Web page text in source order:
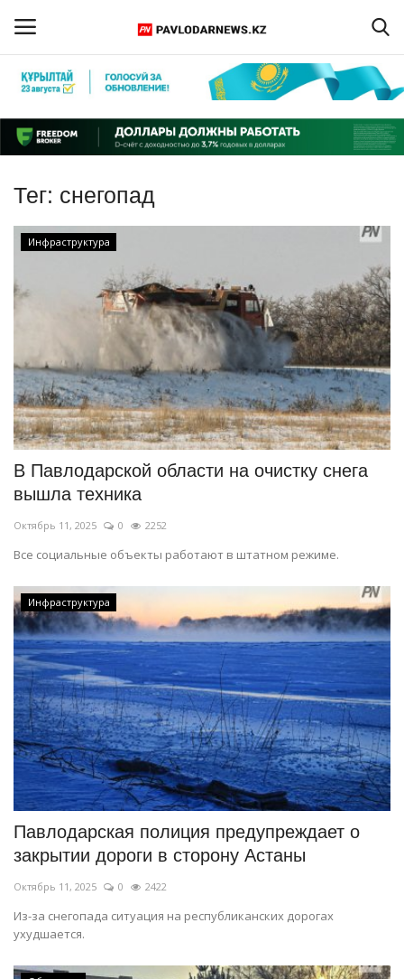
Регистрация
Главная
Обратная связь
ПАВЛОДАРСКАЯ ОБЛАСТЬ
КАЗАХСТАН
СПЕЦПРОЕКТЫ
СПОРТ
Чек-лист
РАЗВЛЕЧЕНИЯ
Курултай
Язык
Қазақша Русский
Тег: снегопад
Инфраструктура
В Павлодарской области на очистку снега
вышла техника
Октябрь 11, 2025 0 2252
Все социальные объекты работают в штатном режиме.
Инфраструктура
Павлодарская полиция предупреждает о
закрытии дороги в сторону Астаны
Октябрь 11, 2025 0 2422
Из-за снегопада ситуация на республиканских дорогах
ухудшается.